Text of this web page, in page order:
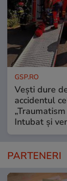
GSP.RO
Vești dure
accidentul
Intubat și
PARTENERI